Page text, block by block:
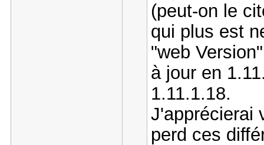
(peut-on le
qui plus est
"web
à jour en
1.11.1.18.
J'apprécierai
perd ces